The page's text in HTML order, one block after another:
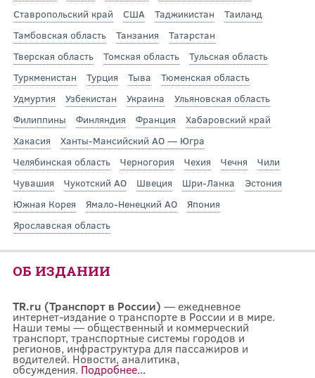
Ставропольский край
США Таджикистан
Таиланд
Тамбовская область
Танзания
Татарстан
Тверская область
Томская область
Тульская область
Туркменистан
Турция Тыва
Тюменская область
Удмуртия
Узбекистан Украина
Ульяновская область
Филиппины
Финляндия Франция
Хабаровский край
Хакасия
Ханты-Мансийский АО — Югра
Челябинская область
Черногория Чехия Чечня
Чили
Чувашия
Чукотский АО Швеция Шри-Ланка
Эстония
Южная Корея
Ямало-Ненецкий АО
Япония
Ярославская область
ОБ ИЗДАНИИ
TR.ru (Транспорт в России) — ежедневное
интернет-издание о транспорте в России и в мире.
Наши темы — общественный и коммерческий
транспорт, транспортные системы городов и
регионов, инфраструктура для пассажиров и
водителей. Новости, аналитика,
обсуждения. Подробнее...